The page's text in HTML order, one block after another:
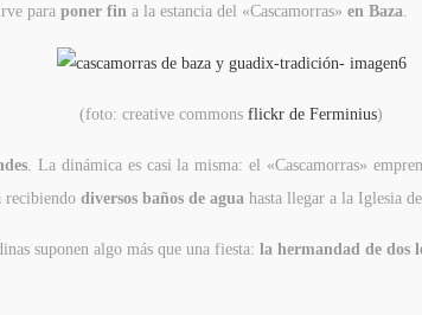
para poner fin a la estancia del «Cascamorras» en Baza
(foto: creative commons flickr de Ferminius)
. La dinámica es casi la misma: el «Cascamorras»
recibiendo diversos baños de agua hasta llegar a la Iglesia
suponen algo más que una fiesta: la hermandad de dos